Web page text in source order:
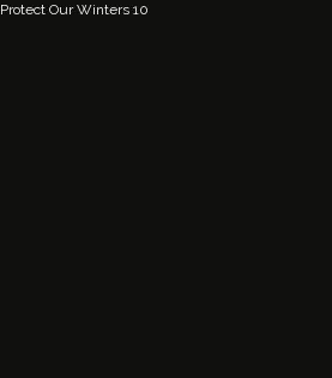
Protect Our Winters 10